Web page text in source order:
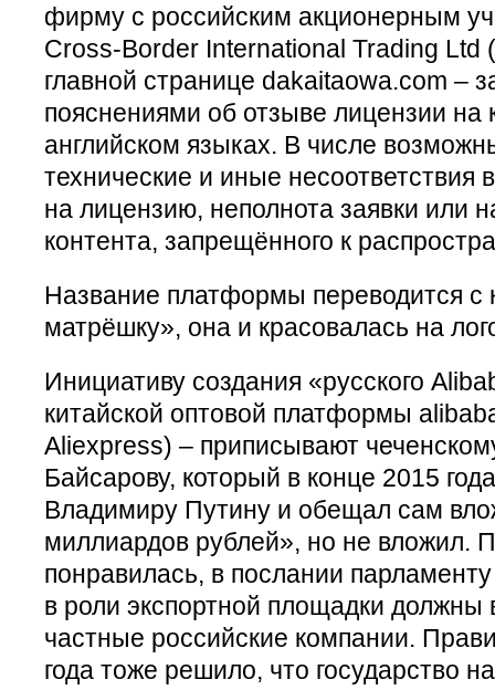
фирму с российским акционерным
Cross-Border International Trading
главной странице dakaitaowa.com –
пояснениями об отзыве лицензии на
английском языках. В числе
технические и иные несоответствия
на лицензию, неполнота заявки или
контента, запрещённого к
Название платформы переводится с
матрёшку», она и красовалась на
Инициативу создания «русского
китайской оптовой платформы
Aliexpress) – приписывают
Байсарову, который в конце 2015
Владимиру Путину и обещал сам
миллиардов рублей», но не вложил.
понравилась, в послании
в роли экспортной площадки должны
частные российские компании.
года тоже решило, что государство